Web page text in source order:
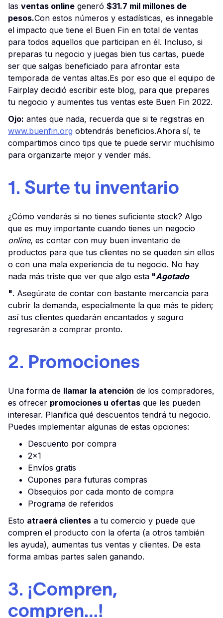
las ventas online generó $31.7 mil millones de
pesos.Con estos números y estadísticas, es innegable
el impacto que tiene el Buen Fin en total de ventas
para todos aquellos que participan en él. Incluso, si
preparas tu negocio y juegas bien tus cartas, puede
ser que salgas beneficiado para afrontar esta
temporada de ventas altas.Es por eso que el equipo de
Fairplay decidió escribir este blog, para que prepares
tu negocio y aumentes tus ventas este Buen Fin 2022.
Ojo: antes que nada, recuerda que si te registras en
www.buenfin.org obtendrás beneficios.Ahora sí, te
compartimos cinco tips que te puede servir muchísimo
para organizarte mejor y vender más.
1. Surte tu inventario
¿Cómo venderás si no tienes suficiente stock? Algo
que es muy importante cuando tienes un negocio
online, es contar con muy buen inventario de
productos para que tus clientes no se queden sin ellos
o con una mala experiencia de tu negocio. No hay
nada más triste que ver que algo esta "Agotado
". Asegúrate de contar con bastante mercancía para
cubrir la demanda, especialmente la que más te piden;
así tus clientes quedarán encantados y seguro
regresarán a comprar pronto.
2. Promociones
Una forma de llamar la atención de los compradores,
es ofrecer promociones u ofertas que les pueden
interesar. Planifica qué descuentos tendrá tu negocio.
Puedes implementar algunas de estas opciones:
Descuento por compra
2x1
Envíos gratis
Cupones para futuras compras
Obsequios por cada monto de compra
Programa de referidos
Esto atraerá clientes a tu comercio y puede que
compren el producto con la oferta (a otros también
les ayuda), aumentas tus ventas y clientes. De esta
forma ambas partes salen ganando.
3. ¡Compren,
compren…!